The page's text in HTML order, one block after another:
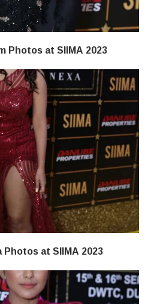
Photos at SIIMA 2023
at SIIMA 2023